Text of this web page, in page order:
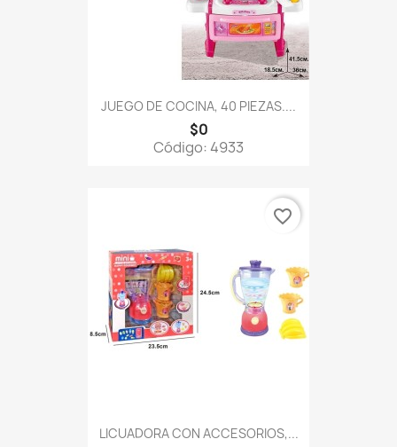
JUEGO DE COCINA, 40 PIEZAS....
$0
Código: 4933
LICUADORA CON ACCESORIOS,...
favorite_border